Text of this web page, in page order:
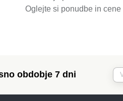
Oglejte si ponudbe in cene
obdobje 7 dni